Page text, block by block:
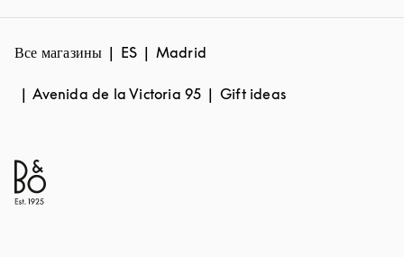
Все магазины ES Madrid
Avenida de la Victoria 95 Gift ideas